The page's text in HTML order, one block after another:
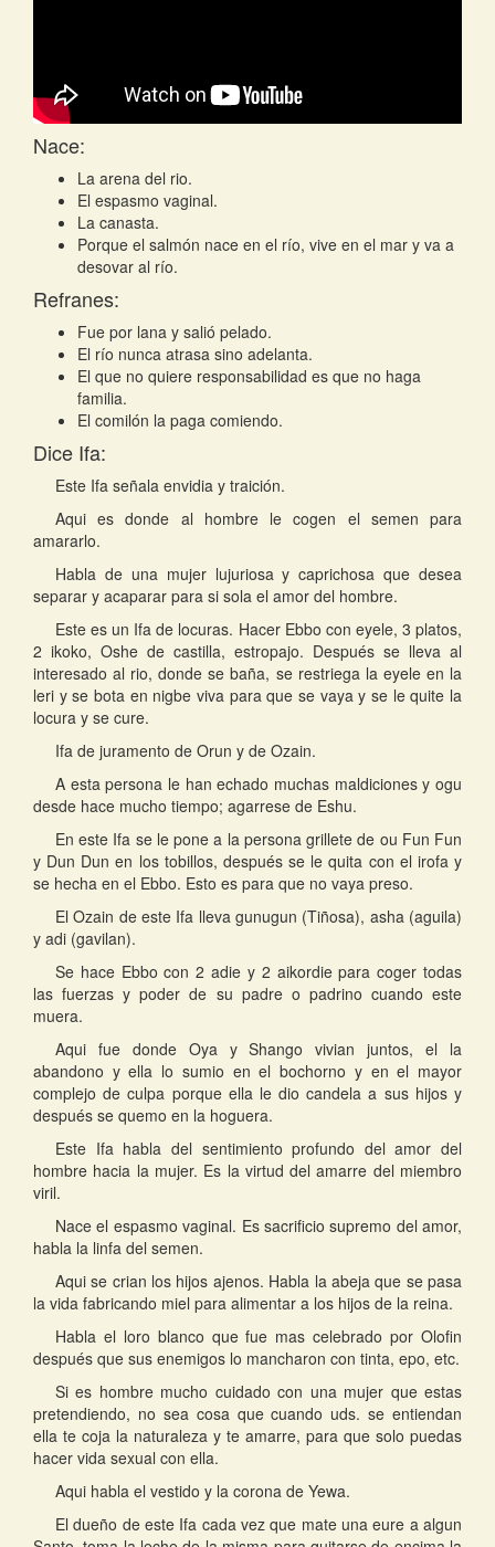
Nace:
La arena del rio.
El espasmo vaginal.
La canasta.
Porque el salmón nace en el río, vive en el mar y va a
desovar al río.
Refranes:
Fue por lana y salió pelado.
El río nunca atrasa sino adelanta.
El que no quiere responsabilidad es que no haga
familia.
El comilón la paga comiendo.
Dice Ifa:
Este Ifa señala envidia y traición.
Aqui es donde al hombre le cogen el semen para
amararlo.
Habla de una mujer lujuriosa y caprichosa que desea
separar y acaparar para si sola el amor del hombre.
Este es un Ifa de locuras. Hacer Ebbo con eyele, 3 platos,
2 ikoko, Oshe de castilla, estropajo. Después se lleva al
interesado al rio, donde se baña, se restriega la eyele en la
leri y se bota en nigbe viva para que se vaya y se le quite la
locura y se cure.
Ifa de juramento de Orun y de Ozain.
A esta persona le han echado muchas maldiciones y ogu
desde hace mucho tiempo; agarrese de Eshu.
En este Ifa se le pone a la persona grillete de ou Fun Fun
y Dun Dun en los tobillos, después se le quita con el irofa y
se hecha en el Ebbo. Esto es para que no vaya preso.
El Ozain de este Ifa lleva gunugun (Tiñosa), asha (aguila)
y adi (gavilan).
Se hace Ebbo con 2 adie y 2 aikordie para coger todas
las fuerzas y poder de su padre o padrino cuando este
muera.
Aqui fue donde Oya y Shango vivian juntos, el la
abandono y ella lo sumio en el bochorno y en el mayor
complejo de culpa porque ella le dio candela a sus hijos y
después se quemo en la hoguera.
Este Ifa habla del sentimiento profundo del amor del
hombre hacia la mujer. Es la virtud del amarre del miembro
viril.
Nace el espasmo vaginal. Es sacrificio supremo del amor,
habla la linfa del semen.
Aqui se crian los hijos ajenos. Habla la abeja que se pasa
la vida fabricando miel para alimentar a los hijos de la reina.
Habla el loro blanco que fue mas celebrado por Olofin
después que sus enemigos lo mancharon con tinta, epo, etc.
Si es hombre mucho cuidado con una mujer que estas
pretendiendo, no sea cosa que cuando uds. se entiendan
ella te coja la naturaleza y te amarre, para que solo puedas
hacer vida sexual con ella.
Aqui habla el vestido y la corona de Yewa.
El dueño de este Ifa cada vez que mate una eure a algun